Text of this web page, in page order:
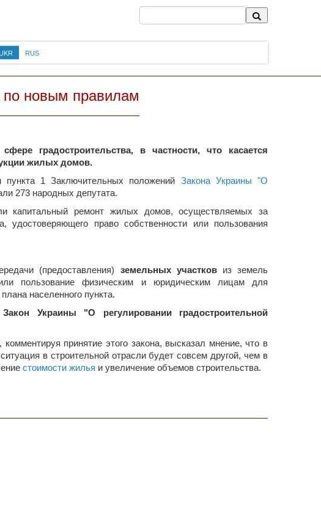
RUS
по новым правилам
градостроительства, в частности, что касается
жилых домов.
1 Заключительных положений Закона Украины "О
273 народных депутата.
капитальный ремонт жилых домов, осуществляемых за
право собственности или пользования
(предоставления) земельных участковиз земель
пользование физическим и юридическим лицам для
населенного пункта.
Закон Украины "О регулировании градостроительной
принятие этого закона, высказал мнение, что в
в строительной отрасли будет совсем другой, чем в
стоимости жилья и увеличение объемов строительства.